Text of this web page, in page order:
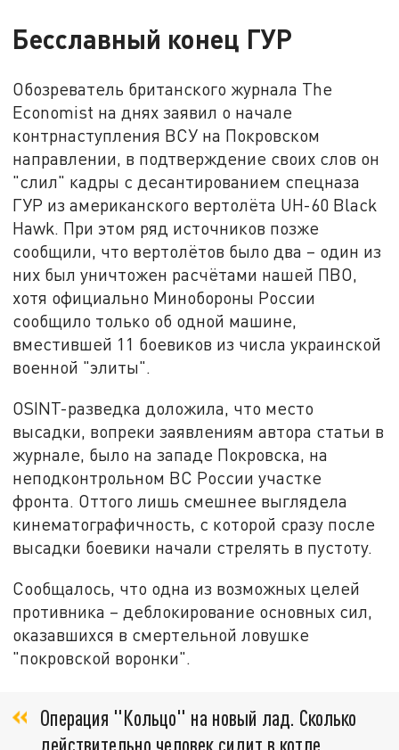
Бесславный конец ГУР
Обозреватель британского журнала The
Economist на днях заявил о начале
контрнаступления ВСУ на Покровском
направлении, в подтверждение своих слов он
"слил" кадры с десантированием спецназа
ГУР из американского вертолёта UH-60 Black
Hawk. При этом ряд источников позже
сообщили, что вертолётов было два – один из
них был уничтожен расчётами нашей ПВО,
хотя официально Минобороны России
сообщило только об одной машине,
вместившей 11 боевиков из числа украинской
военной "элиты".
OSINT-разведка доложила, что место
высадки, вопреки заявлениям автора статьи в
журнале, было на западе Покровска, на
неподконтрольном ВС России участке
фронта. Оттого лишь смешнее выглядела
кинематографичность, с которой сразу после
высадки боевики начали стрелять в пустоту.
Сообщалось, что одна из возможных целей
противника – деблокирование основных сил,
оказавшихся в смертельной ловушке
"покровской воронки".
Операция "Кольцо" на новый лад. Сколько
действительно человек сидит в котле,